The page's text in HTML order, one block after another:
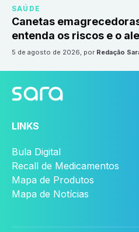
SAÚDE
Canetas
entenda os riscos e o
5 de agosto de 2026, por Redação
LINKS
Bula Digital
Recall de Medicamentos
Mapa de Produtos
Mapa de Notícias